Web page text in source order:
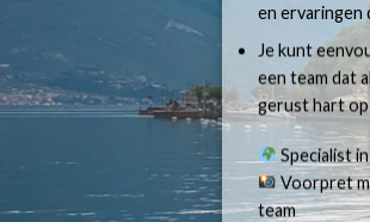
en ervaringen
Je kunt
een team dat
gerust hart op
Specialist
Voorpret
team